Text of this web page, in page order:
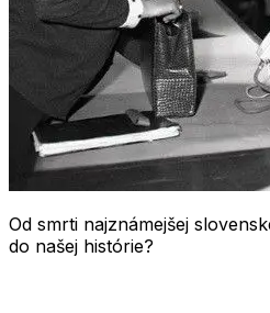
Od smrti najznámejšej
do našej histórie?